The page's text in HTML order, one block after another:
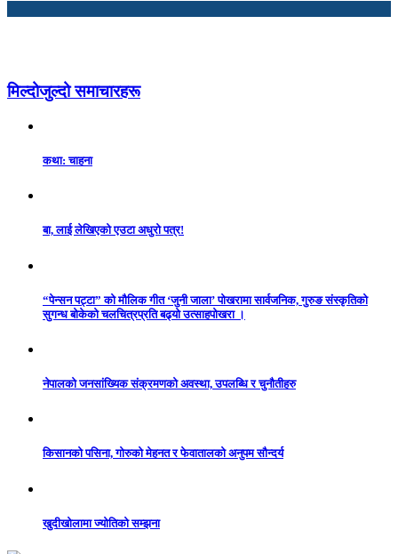
मिल्दोजुल्दो समाचारहरू
कथा: चाहना
बा, लाई लेखिएको एउटा अधुरो पत्र!
“पेन्सन पट्टा” को मौलिक गीत ‘जुनी जाला’ पोखरामा सार्वजनिक, गुरुङ संस्कृतिको
सुगन्ध बोकेको चलचित्रप्रति बढ्यो उत्साहपोखरा ।
नेपालको जनसांख्यिक संक्रमणको अवस्था, उपलब्धि र चुनौतीहरु
किसानको पसिना, गोरुको मेहनत र फेवातालको अनुपम सौन्दर्य
खुदीखोलामा ज्योतिको सम्झना